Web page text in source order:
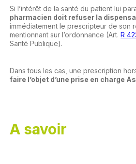
Si l’intérêt de la santé du patient lui
pharmacien doit refuser la
immédiatement le prescripteur de son
mentionnant sur l’ordonnance (Art. R
Santé Publique).
Dans tous les cas, une prescription
faire l’objet d’une prise en charge
A savoir